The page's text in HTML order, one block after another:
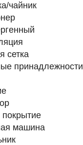
чайник
сетка
принадлежности
машина